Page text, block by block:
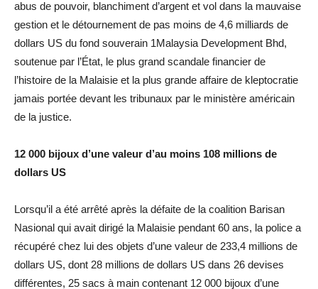
abus de pouvoir, blanchiment d’argent et vol dans la mauvaise
gestion et le détournement de pas moins de 4,6 milliards de
dollars US du fond souverain 1Malaysia Development Bhd,
soutenue par l’État, le plus grand scandale financier de
l’histoire de la Malaisie et la plus grande affaire de kleptocratie
jamais portée devant les tribunaux par le ministère américain
de la justice.
12 000 bijoux d’une valeur d’au moins 108 millions de
dollars US
Lorsqu’il a été arrêté après la défaite de la coalition Barisan
Nasional qui avait dirigé la Malaisie pendant 60 ans, la police a
récupéré chez lui des objets d’une valeur de 233,4 millions de
dollars US, dont 28 millions de dollars US dans 26 devises
différentes, 25 sacs à main contenant 12 000 bijoux d’une